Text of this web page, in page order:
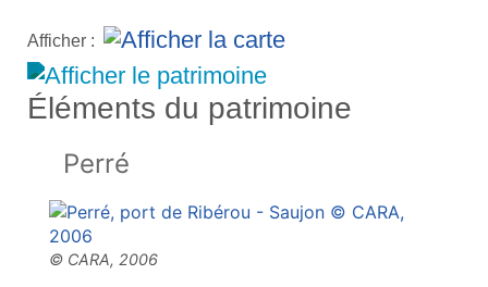
Afficher :
Éléments du patrimoine
Perré